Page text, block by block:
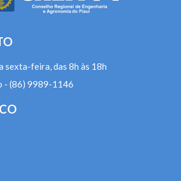
sexta-feira, das 8h às 18h
- (86) 9989-1146